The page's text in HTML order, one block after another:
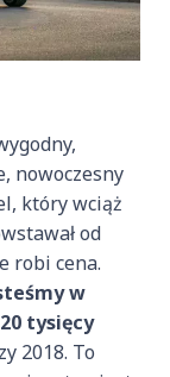
nowoczesny
który wciąż
od
robi cena.
w
tysięcy
2018. To